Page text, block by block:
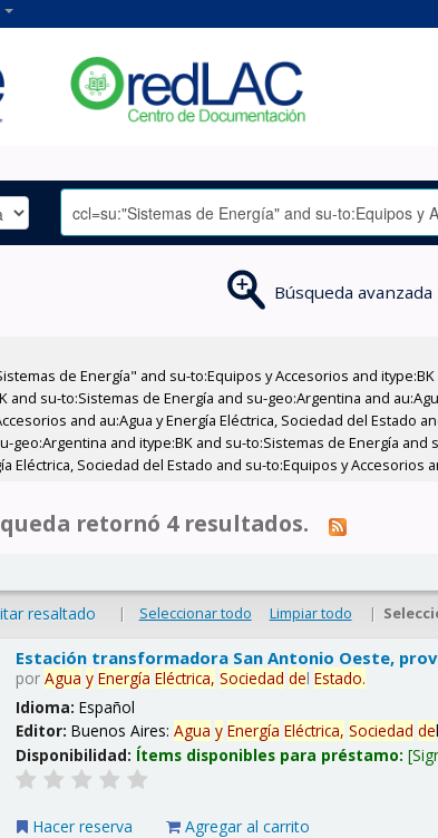
Búsqueda avanzada
de Energía" and su-to:Equipos y Accesorios and itype:BK
su-to:Sistemas de Energía and su-geo:Argentina and
and au:Agua y Energía Eléctrica, Sociedad del Estado
and itype:BK and su-to:Sistemas de Energía and
Eléctrica, Sociedad del Estado and su-to:Equipos y Accesorios
retornó 4 resultados.
resaltado | Seleccionar todo Limpiar todo |
Estación transformadora San Antonio Oeste,
porAgua y Energía Eléctrica, Sociedad delEstado.
Idioma:Español
Editor:Buenos Aires:Agua y Energía Eléctrica, Sociedad de
Disponibilidad: Ítems disponibles para préstamo:
Hacer reserva Agregar al carrito